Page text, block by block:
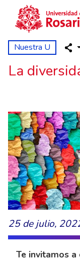
Pasar al contenido
Nuestra U
La
25 de julio,
Te invitamos